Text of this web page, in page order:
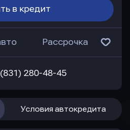
в кредит
Рассрочка
280-48-45
Условия автокредита